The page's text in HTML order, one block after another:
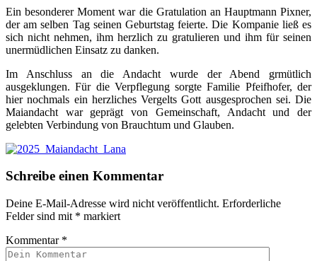
Ein besonderer Moment war die Gratulation an Hauptmann Pixner,
der am selben Tag seinen Geburtstag feierte. Die Kompanie ließ es
sich nicht nehmen, ihm herzlich zu gratulieren und ihm für seinen
unermüdlichen Einsatz zu danken.
Im Anschluss an die Andacht wurde der Abend grmütlich
ausgeklungen. Für die Verpflegung sorgte Familie Pfeifhofer, der
hier nochmals ein herzliches Vergelts Gott ausgesprochen sei. Die
Maiandacht war geprägt von Gemeinschaft, Andacht und der
gelebten Verbindung von Brauchtum und Glauben.
Schreibe einen Kommentar
Deine E-Mail-Adresse wird nicht veröffentlicht. Erforderliche
Felder sind mit * markiert
Kommentar *